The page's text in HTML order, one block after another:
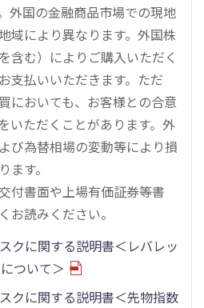
外国の金融商品市場での現地
域により異なります。外国株
含む）によりご購入いただく
支払いいただきます。ただ
においても、お客様との合意
いただくことがあります。外
び為替相場の変動等により損
す。
付書面や上場有価証券等書
お読みください。
クに関する説明書＜レバレッ
ついて＞
クに関する説明書＜先物指数